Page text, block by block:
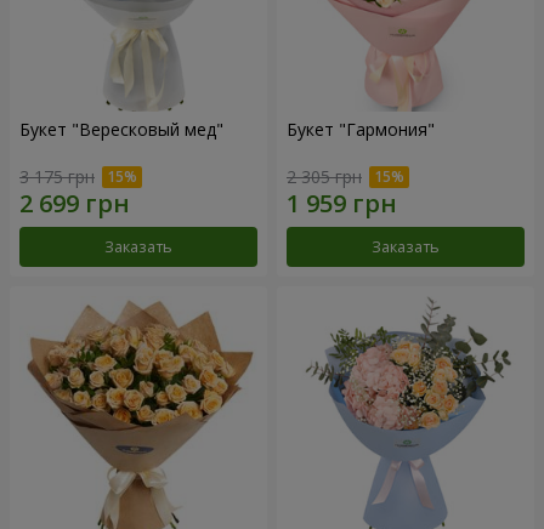
Букет "Вересковый мед"
3 175 грн
Заказать
Букет "Гармония"
2 305 грн
Заказать